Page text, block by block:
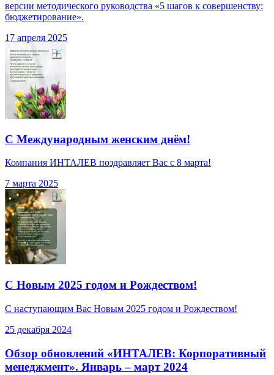
версии методического руководства «5 шагов к совершенству:
бюджетирование».
17 апреля 2025
С Международным женским днём!
Компания ИНТАЛЕВ поздравляет Вас с 8 марта!
7 марта 2025
С Новым 2025 годом и Рождеством!
С наступающим Вас Новым 2025 годом и Рождеством!
25 декабря 2024
Обзор обновлений «ИНТАЛЕВ: Корпоративный
менеджмент». Январь – март 2024